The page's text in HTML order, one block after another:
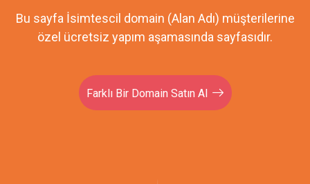
Bu sayfa İsimtescil domain (Alan Adı) müşterilerine
özel ücretsiz yapım aşamasında sayfasıdır.
Farklı Bir Domain Satın Al